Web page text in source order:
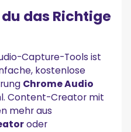
das Richtige
Capture-Tools ist
kostenlose
Chrome Audio
Content-Creator mit
mehr aus
oder